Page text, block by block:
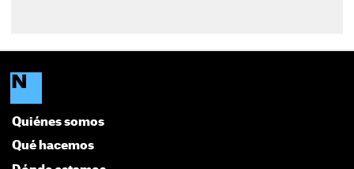
Quiénes somos
Qué hacemos